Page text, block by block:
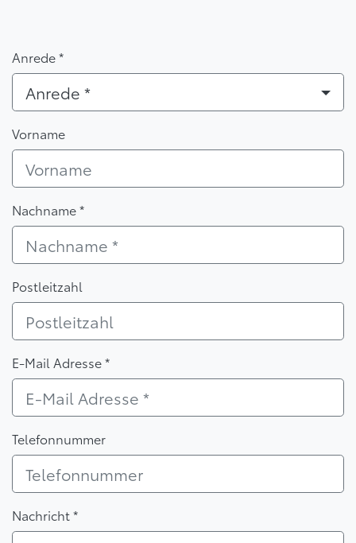
Anrede *
Anrede *
Vorname
Nachname *
Postleitzahl
E-Mail Adresse *
Telefonnummer
Nachricht *